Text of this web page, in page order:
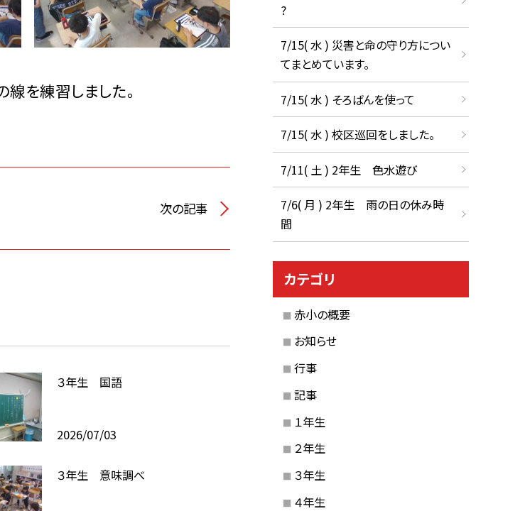
を練習しました。
次の記事
３年生 国語
2026/07/03
３年生 意味調べ
?
7/15( 水 ) 災害と命の守り方につい
てまとめています。
7/15( 水 ) そろばんを使って
7/15( 水 ) 校区巡回をしました。
7/11( 土 ) 2年生 色水遊び
7/6( 月 ) 2年生 雨の日の休み時
間
カテゴリ
赤小の概要
お知らせ
行事
記事
１年生
２年生
３年生
４年生